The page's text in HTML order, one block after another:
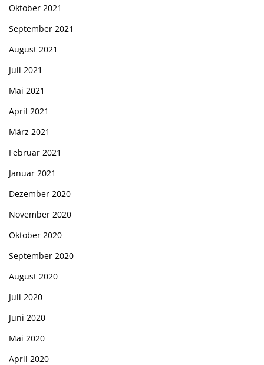
Oktober 2021
September 2021
August 2021
Juli 2021
Mai 2021
April 2021
März 2021
Februar 2021
Januar 2021
Dezember 2020
November 2020
Oktober 2020
September 2020
August 2020
Juli 2020
Juni 2020
Mai 2020
April 2020